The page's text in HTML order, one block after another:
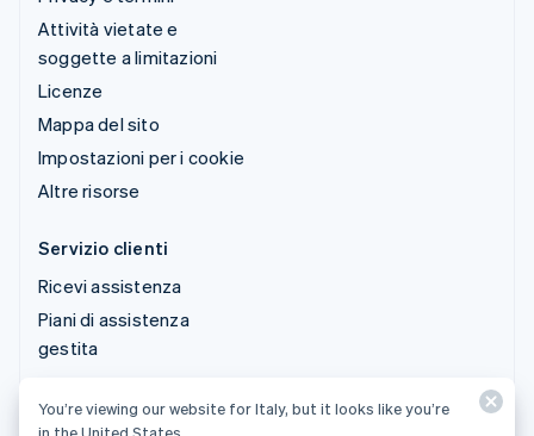
Attività vietate e
soggette a limitazioni
Licenze
Mappa del sito
Impostazioni per i cookie
Altre risorse
Servizio clienti
Ricevi assistenza
Piani di assistenza
gestita
© 2026 Stripe, LLC
You’re viewing our website for Italy, but it looks like you’re
in the United States.